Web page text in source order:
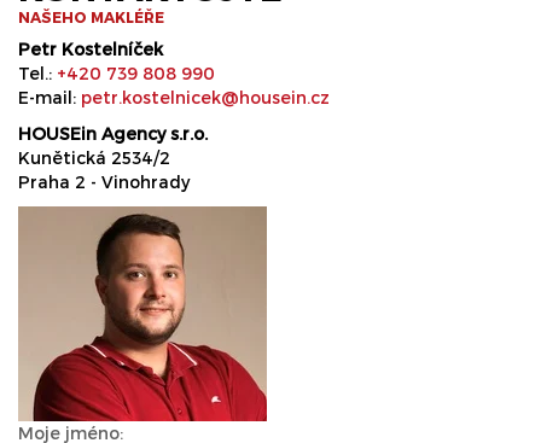
NAŠEHO MAKLÉŘE
Petr Kostelníček
Tel.: +420 739 808 990
E-mail: petr.kostelnicek@housein.cz
HOUSEin Agency s.r.o.
Kunětická 2534/2
Praha 2 - Vinohrady
Moje jméno: